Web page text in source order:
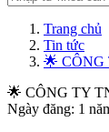
Trang chủ
Tin tức
🌟
🌟 CÔNG TY
Ngày đăng: 1